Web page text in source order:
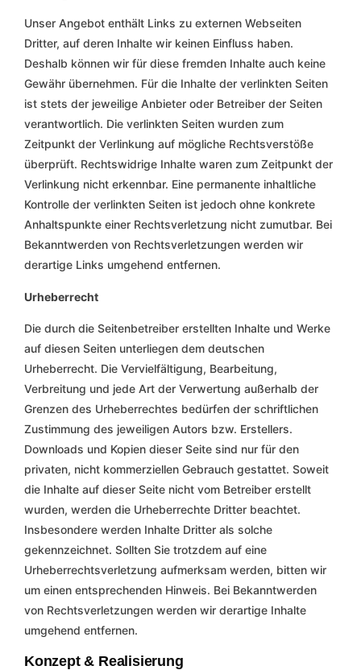
Unser Angebot enthält Links zu externen Webseiten
Dritter, auf deren Inhalte wir keinen Einfluss haben.
Deshalb können wir für diese fremden Inhalte auch keine
Gewähr übernehmen. Für die Inhalte der verlinkten Seiten
ist stets der jeweilige Anbieter oder Betreiber der Seiten
verantwortlich. Die verlinkten Seiten wurden zum
Zeitpunkt der Verlinkung auf mögliche Rechtsverstöße
überprüft. Rechtswidrige Inhalte waren zum Zeitpunkt der
Verlinkung nicht erkennbar. Eine permanente inhaltliche
Kontrolle der verlinkten Seiten ist jedoch ohne konkrete
Anhaltspunkte einer Rechtsverletzung nicht zumutbar. Bei
Bekanntwerden von Rechtsverletzungen werden wir
derartige Links umgehend entfernen.
Urheberrecht
Die durch die Seitenbetreiber erstellten Inhalte und Werke
auf diesen Seiten unterliegen dem deutschen
Urheberrecht. Die Vervielfältigung, Bearbeitung,
Verbreitung und jede Art der Verwertung außerhalb der
Grenzen des Urheberrechtes bedürfen der schriftlichen
Zustimmung des jeweiligen Autors bzw. Erstellers.
Downloads und Kopien dieser Seite sind nur für den
privaten, nicht kommerziellen Gebrauch gestattet. Soweit
die Inhalte auf dieser Seite nicht vom Betreiber erstellt
wurden, werden die Urheberrechte Dritter beachtet.
Insbesondere werden Inhalte Dritter als solche
gekennzeichnet. Sollten Sie trotzdem auf eine
Urheberrechtsverletzung aufmerksam werden, bitten wir
um einen entsprechenden Hinweis. Bei Bekanntwerden
von Rechtsverletzungen werden wir derartige Inhalte
umgehend entfernen.
Konzept & Realisierung